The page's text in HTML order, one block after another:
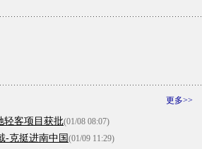
更多>>
轻客项目获批(01/08 08:07)
-克挺进南中国 (01/09 11:29)